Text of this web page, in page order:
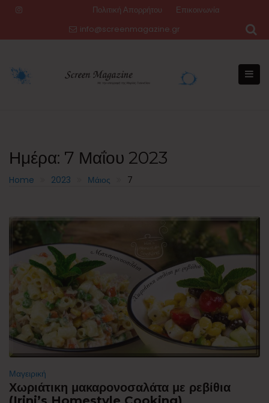
Πολιτική Απορρήτου
Επικοινωνία
info@screenmagazine.gr
Ημέρα: 7 Μαΐου 2023
Home 2023 Μάιος 7
Μαγειρική
Χωριάτικη μακαρονοσαλάτα με ρεβίθια